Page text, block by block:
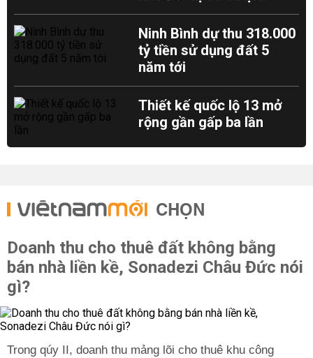
Ninh Bình dự thu 318.000
tỷ tiền sử dụng đất 5
năm tới
Thiết kế quốc lộ 13 mở
rộng gần gấp ba lần
CHỌN
Doanh thu cho thuê đất không bằng
bán nhà liền kề, Sonadezi Châu Đức nói
gì?
Trong qúy II, doanh thu mảng lõi cho thuê khu công